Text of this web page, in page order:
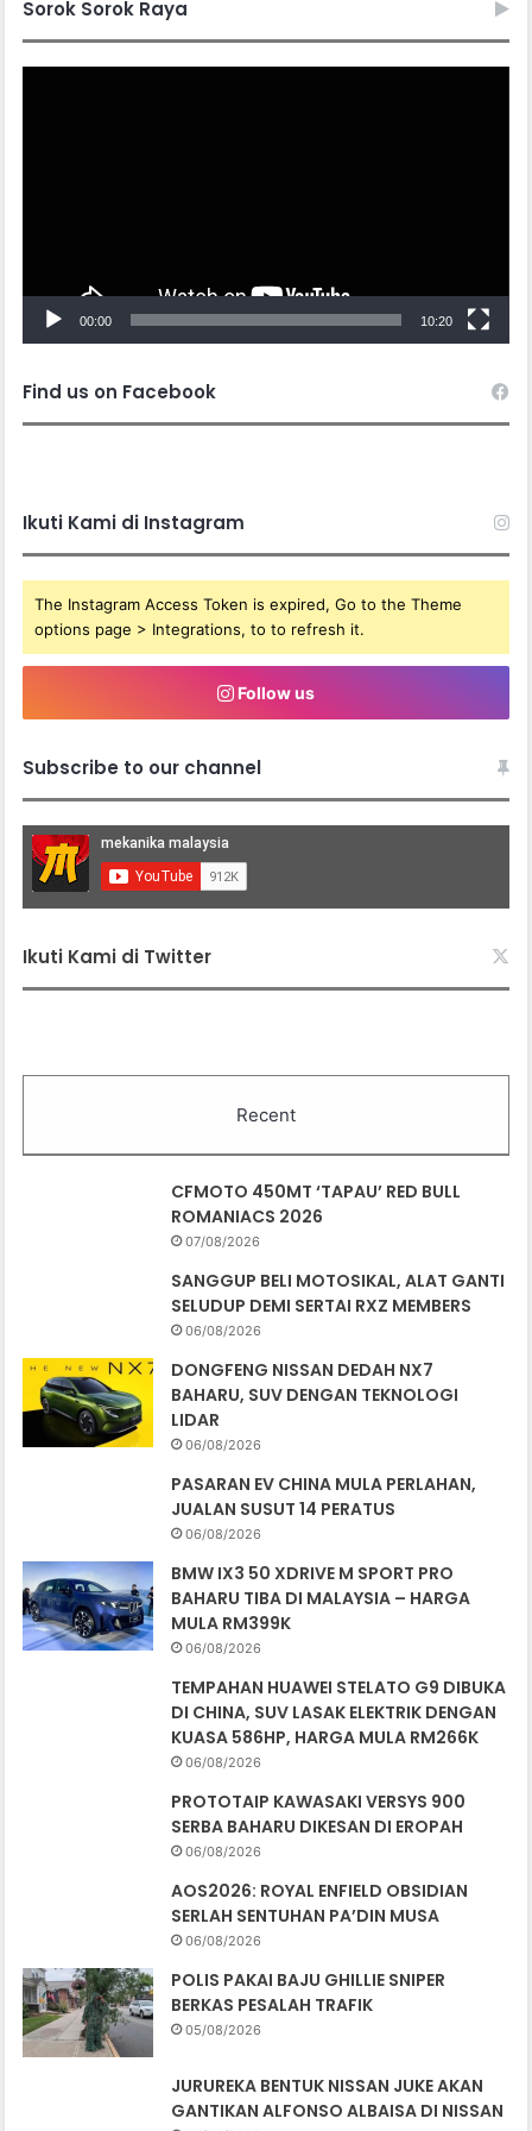
Sorok Sorok Raya
00:00 10:20
Find us on Facebook
Ikuti Kami di Instagram
The Instagram Access Token is expired, Go to the Theme
options page > Integrations, to to refresh it.
Follow us
Subscribe to our channel
Ikuti Kami di Twitter
Recent
CFMOTO 450MT ‘TAPAU’ RED BULL
ROMANIACS 2026
07/08/2026
SANGGUP BELI MOTOSIKAL, ALAT GANTI
SELUDUP DEMI SERTAI RXZ MEMBERS
06/08/2026
DONGFENG NISSAN DEDAH NX7
BAHARU, SUV DENGAN TEKNOLOGI
LIDAR
06/08/2026
PASARAN EV CHINA MULA PERLAHAN,
JUALAN SUSUT 14 PERATUS
06/08/2026
BMW IX3 50 XDRIVE M SPORT PRO
BAHARU TIBA DI MALAYSIA – HARGA
MULA RM399K
06/08/2026
TEMPAHAN HUAWEI STELATO G9 DIBUKA
DI CHINA, SUV LASAK ELEKTRIK DENGAN
KUASA 586HP, HARGA MULA RM266K
06/08/2026
PROTOTAIP KAWASAKI VERSYS 900
SERBA BAHARU DIKESAN DI EROPAH
06/08/2026
AOS2026: ROYAL ENFIELD OBSIDIAN
SERLAH SENTUHAN PA’DIN MUSA
06/08/2026
POLIS PAKAI BAJU GHILLIE SNIPER
BERKAS PESALAH TRAFIK
05/08/2026
JURUREKA BENTUK NISSAN JUKE AKAN
GANTIKAN ALFONSO ALBAISA DI NISSAN